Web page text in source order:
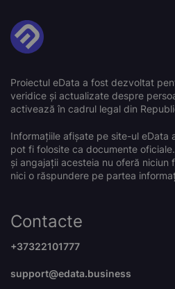
Proiectul eData a fost dezvoltat
veridice și actualizate despre
activează în cadrul legal din
Informațiile afișate pe site-ul eData
pot fi folosite ca documente
și angajații acesteia nu oferă niciun
nici o răspundere pe partea
Contacte
+37322101777
support@edata.business